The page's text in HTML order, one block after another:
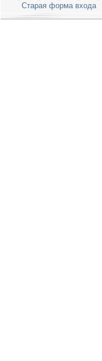
Старая форма входа